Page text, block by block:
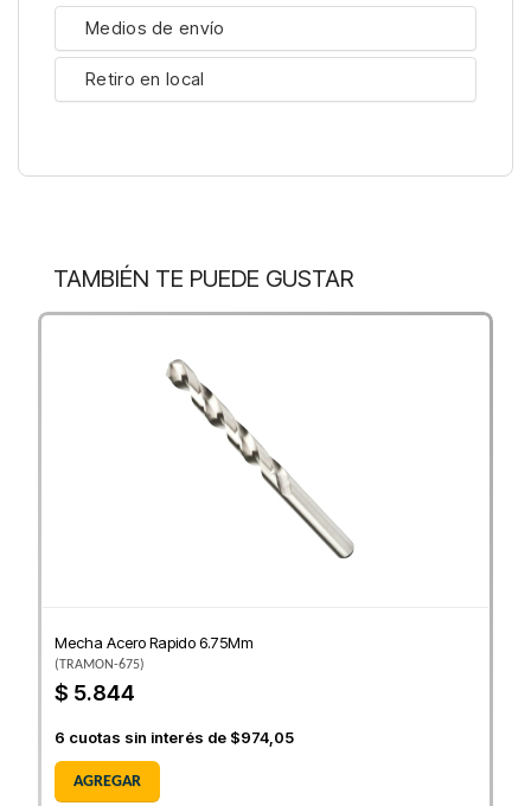
Medios de envío
Retiro en local
TAMBIÉN TE PUEDE GUSTAR
Mecha Acero Rapido 6.75Mm
( TRAMON-675)
$ 5.844
6 cuotas sin interés de $974,05
AGREGAR